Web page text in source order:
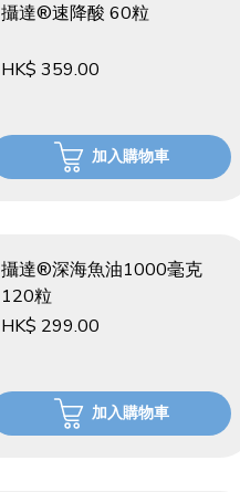
攝達®速降酸 60粒
HK$ 359.00
加入購物車
攝達®深海魚油1000毫克
120粒
HK$ 299.00
加入購物車